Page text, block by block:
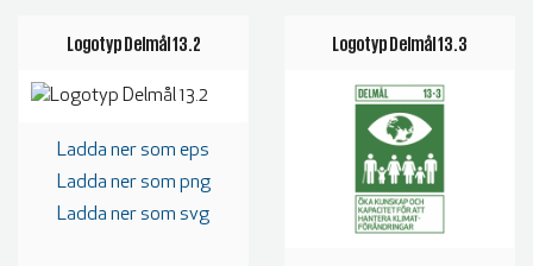
Logotyp Delmål 13.2
Ladda ner som eps
Ladda ner som png
Ladda ner som svg
Logotyp Delmål 13.3